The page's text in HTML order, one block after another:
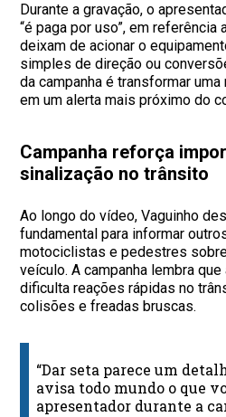
Durante a gravação, o
“é paga por uso”, em
deixam de acionar o
simples de direção ou
da campanha é transformar
em um alerta mais próximo do
Campanha reforça
sinalização no trânsito
Ao longo do vídeo, Vaguinho
fundamental para informar
motociclistas e pedestres
veículo. A campanha lembra
dificulta reações rápidas no
colisões e freadas bruscas.
“Dar seta parece um
avisa todo mundo o que
apresentador durante a